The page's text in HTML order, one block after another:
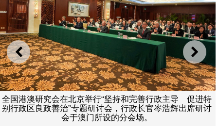
上一则 下一
全国港澳研究会在北京举行“坚持和完善行政主导 促进特
别行政区良政善治”专题研讨会，行政长官岑浩辉出席研讨
会于澳门所设的分会场。